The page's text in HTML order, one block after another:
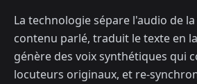
La technologie sépare l'audio de
contenu parlé, traduit le texte en
génère des voix synthétiques qui
locuteurs originaux, et re-